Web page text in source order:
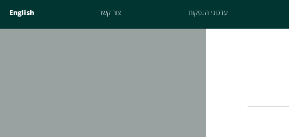
עדכוני הנפקות צור קשר English